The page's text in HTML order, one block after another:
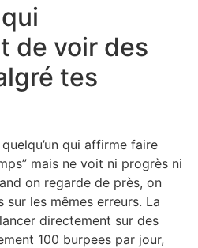
de voir des
tes
qui affirme faire
mais ne voit ni progrès ni
on regarde de près, on
les mêmes erreurs. La
directement sur des
100 burpees par jour,